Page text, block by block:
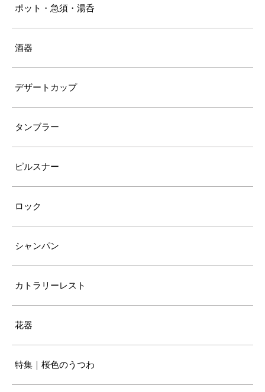
ポット・急須・湯呑
酒器
デザートカップ
タンブラー
ピルスナー
ロック
シャンパン
カトラリーレスト
花器
特集｜桜色のうつわ